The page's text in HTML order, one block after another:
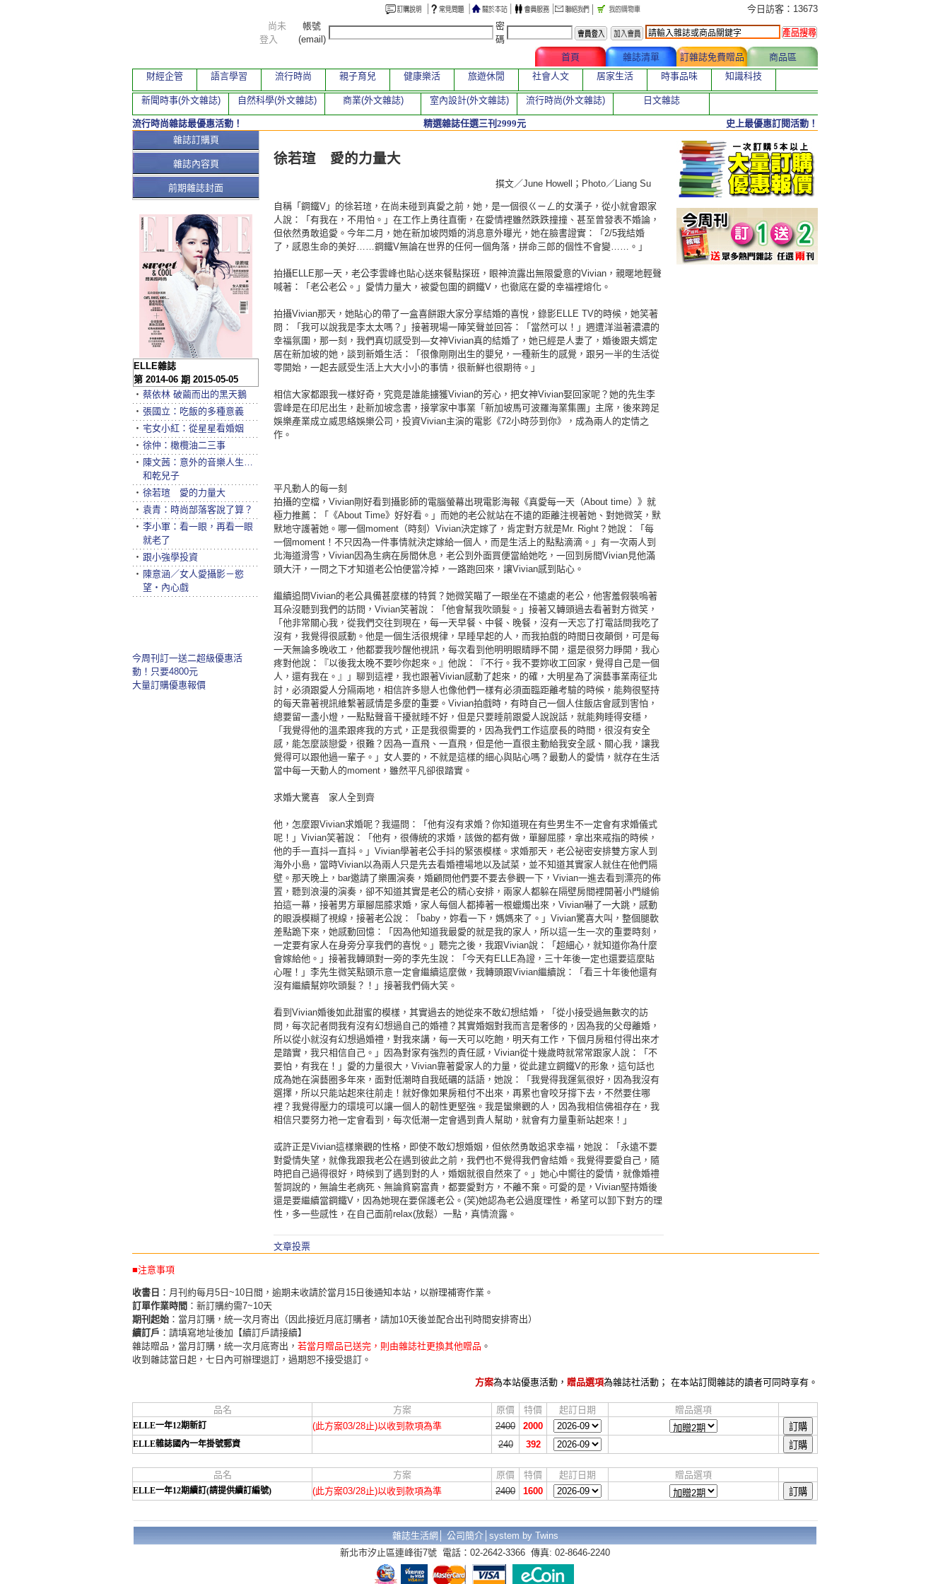
本期文章
徐若瑄 愛的力量大
撰文／June Howell；Photo／Liang Su
自稱「鋼鐵V」的徐若瑄，在尚未碰到真愛之前，她，是一個很ㄍㄧㄥ的女漢子，從小就會跟家
人說：「有我在，不用怕。」在工作上勇往直衝，在愛情裡雖然跌跌撞撞、甚至曾發表不婚論，
但依然勇敢追愛。今年二月，她在新加坡閃婚的消息意外曝光，她在臉書證實：「2/5我結婚
了，感恩生命的美好……鋼鐵V無論在世界的任何一個角落，拼命三郎的個性不會變……。」
拍攝ELLE那一天，老公李雲峰也貼心送來餐點探班，眼神流露出無限愛意的Vivian，親暱地輕聲
喊著：「老公老公。」愛情力量大，被愛包圍的鋼鐵V，也徹底在愛的幸福裡熔化。
拍攝Vivian那天，她貼心的帶了一盒喜餅跟大家分享結婚的喜悅，錄影ELLE TV的時候，她笑著
問：「我可以說我是李太太嗎？」接著現場一陣笑聲並回答：「當然可以！」週遭洋溢著濃濃的
幸福氛圍，那一刻，我們真切感受到—女神Vivian真的結婚了，她已經是人妻了，婚後跟夫婿定
居在新加坡的她，談到新婚生活：「很像剛剛出生的嬰兒，一種新生的感覺，跟另一半的生活從
零開始，一起去感受生活上大大小小的事情，很新鮮也很期待。」
相信大家都跟我一樣好奇，究竟是誰能擄獲Vivian的芳心，把女神Vivian娶回家呢？她的先生李
雲峰是在印尼出生，赴新加坡念書，接掌家中事業「新加坡馬可波羅海業集團」主席，後來跨足
娛樂產業成立威思絡娛樂公司，投資Vivian主演的電影《72小時莎到你》，成為兩人的定情之
作。
平凡動人的每一刻
拍攝的空檔，Vivian剛好看到攝影師的電腦螢幕出現電影海報《真愛每一天（About time）》就
極力推薦：「《About Time》好好看。」而她的老公就站在不遠的距離注視著她、對她微笑，默
默地守護著她。哪一個moment（時刻）Vivian決定嫁了，肯定對方就是Mr. Right？她說：「每
一個moment！不只因為一件事情就決定嫁給一個人，而是生活上的點點滴滴。」有一次兩人到
北海道滑雪，Vivian因為生病在房間休息，老公到外面買便當給她吃，一回到房間Vivian見他滿
頭大汗，一問之下才知道老公怕便當冷掉，一路跑回來，讓Vivian感到貼心。
繼續追問Vivian的老公具備甚麼樣的特質？她微笑瞄了一眼坐在不遠處的老公，他害羞假裝嗚著
耳朵沒聽到我們的訪問，Vivian笑著說：「他會幫我吹頭髮。」接著又轉頭過去看著對方微笑，
「他非常關心我，從我們交往到現在，每一天早餐、中餐、晚餐，沒有一天忘了打電話問我吃了
沒有，我覺得很感動。他是一個生活很規律，早睡早起的人，而我拍戲的時間日夜顛倒，可是每
一天無論多晚收工，他都要我吵醒他視訊，每次看到他明明眼睛睜不開，還是很努力睜開，我心
疼對他說：『以後我太晚不要吵你起來。』他說：『不行。我不要妳收工回家，覺得自己是一個
人，還有我在。』」聊到這裡，我也跟著Vivian感動了起來，的確，大明星為了演藝事業南征北
討，必須跟愛人分隔兩地，相信許多戀人也像他們一樣有必須面臨距離考驗的時候，能夠很堅持
的每天靠著視訊維繫著感情是多麼的重要。Vivian拍戲時，有時自己一個人住飯店會感到害怕，
總要留一盞小燈，一點點聲音干擾就睡不好，但是只要睡前跟愛人說說話，就能夠睡得安穩，
「我覺得他的溫柔跟疼我的方式，正是我很需要的，因為我們工作這麼長的時間，很沒有安全
感，能怎麼談戀愛，很難？因為一直飛、一直飛，但是他一直很主動給我安全感、關心我，讓我
覺得可以跟他過一輩子。」女人要的，不就是這樣的細心與貼心嗎？最動人的愛情，就存在生活
當中每一天動人的moment，雖然平凡卻很踏實。
求婚大驚喜 家人全到齊
他，怎麼跟Vivian求婚呢？我逼問：「他有沒有求婚？你知道現在有些男生不一定會有求婚儀式
呢！」Vivian笑著說：「他有，很傳統的求婚，該做的都有做，單腳屈膝，拿出來戒指的時候，
他的手一直抖一直抖。」Vivian學著老公手抖的緊張模樣。求婚那天，老公祕密安排雙方家人到
海外小島，當時Vivian以為兩人只是先去看婚禮場地以及試菜，並不知道其實家人就住在他們隔
壁。那天晚上，bar邀請了樂團演奏，婚顧問他們要不要去參觀一下，Vivian一進去看到漂亮的佈
置，聽到浪漫的演奏，卻不知道其實是老公的精心安排，兩家人都躲在隔壁房間裡開著小門縫偷
拍這一幕，接著男方單腳屈膝求婚，家人每個人都捧著一根蠟燭出來，Vivian嚇了一大跳，感動
的眼淚模糊了視線，接著老公說：「baby，妳看一下，媽媽來了。」Vivian驚喜大叫，整個腿軟
差點跪下來，她感動回憶：「因為他知道我最愛的就是我的家人，所以這一生一次的重要時刻，
一定要有家人在身旁分享我們的喜悅。」聽完之後，我跟Vivian說：「超細心，就知道你為什麼
會嫁給他。」接著我轉頭對一旁的李先生說：「今天有ELLE為證，三十年後一定也還要這麼貼
心喔！」李先生微笑點頭示意一定會繼續這麼做，我轉頭跟Vivian繼續說：「看三十年後他還有
沒有繼續幫妳吹頭髮？！」接著我們倆大笑。
看到Vivian婚後如此甜蜜的模樣，其實過去的她從來不敢幻想結婚，「從小接受過無數次的訪
問，每次記者問我有沒有幻想過自己的婚禮？其實婚姻對我而言是奢侈的，因為我的父母離婚，
所以從小就沒有幻想過婚禮，對我來講，每一天可以吃飽，明天有工作，下個月房租付得出來才
是踏實，我只相信自己。」因為對家有強烈的責任感，Vivian從十幾歲時就常常跟家人說：「不
要怕，有我在！」愛的力量很大，Vivian靠著愛家人的力量，從此建立鋼鐵V的形象，這句話也
成為她在演藝圈多年來，面對低潮時自我砥礪的話語，她說：「我覺得我運氣很好，因為我沒有
選擇，所以只能站起來往前走！就好像如果房租付不出來，再累也會咬牙撐下去，不然要住哪
裡？我覺得壓力的環境可以讓一個人的韌性更堅強。我是蠻樂觀的人，因為我相信佛祖存在，我
相信只要努力祂一定會看到，每次低潮一定會遇到貴人幫助，就會有力量重新站起來！」
或許正是Vivian這樣樂觀的性格，即使不敢幻想婚姻，但依然勇敢追求幸福，她說：「永遠不要
對愛情失望，就像我跟我老公在遇到彼此之前，我們也不覺得我們會結婚。我覺得要愛自己，隨
時把自己過得很好，時候到了遇到對的人，婚姻就很自然來了。」她心中嚮往的愛情，就像婚禮
誓詞說的，無論生老病死、無論貧窮富貴，都要愛對方，不離不棄。可愛的是，Vivian堅持婚後
還是要繼續當鋼鐵V，因為她現在要保護老公。(笑)她認為老公過度理性，希望可以卸下對方的理
性，多一些感性，在自己面前relax(放鬆）一點，真情流露。
文章投票
雜誌訂購頁
雜誌內容頁
前期雜誌封面
ELLE雜誌
第 2014-06 期 2015-05-05
‧ 蔡依林 破繭而出的黑天鵝
‧ 張國立：吃飯的多種意義
‧ 宅女小紅：從星星看婚姻
‧ 徐仲：橄欖油二三事
‧ 陳文茜：意外的音樂人生…
和乾兒子
‧ 徐若瑄 愛的力量大
‧ 袁青：時尚部落客說了算？
‧ 李小軍：看一眼，再看一眼
就老了
‧ 跟小強學投資
‧ 陳意涵／女人愛攝影－慾
望‧內心戲
今周刊訂一送二超級優惠活
動！只要4800元
大量訂購優惠報價
今日訪客：13673
尚未
登入
帳號
(email)
密
碼
首頁 雜誌清單 訂雜誌免費贈品
商品區
財經企管
語言學習 流行時尚 親子育兒 健康樂活 旅遊休閒 社會人文 居家生活 時事品味 知識科技
新聞時事(外文雜誌) 自然科學(外文雜誌) 商業(外文雜誌) 室內設計(外文雜誌) 流行時尚(外文雜誌) 日文雜誌
流行時尚雜誌最優惠活動！ 精選雜誌任選三刊2999元 史上最優惠訂閱活動！
■注意事項
收書日 ：月刊約每月5日~10日間，逾期未收請於當月15日後通知本站，以辦理補寄作業。
訂單作業時間 ：新訂購約需7~10天
期刊起始 ：當月訂購，統一次月寄出（因此接近月底訂購者，請加10天後並配合出刊時間安排寄出）
續訂戶 ：請填寫地址後加【續訂戶請接續】
雜誌贈品，當月訂購，統一次月底寄出， 若當月贈品已送完，則由雜誌社更換其他贈品 。
收到雜誌當日起，七日內可辦理退訂，過期恕不接受退訂。
方案為本站優惠活動， 贈品選項為雜誌社活動； 在本站訂閱雜誌的讀者可同時享有。
品名 方案 原價 特價 起訂日期 贈品選項
ELLE一年12期新訂 (此方案03/28止)以收到款項為準 2400 2000
ELLE雜誌國內一年掛號郵資 240 392
品名 方案 原價 特價 起訂日期 贈品選項
ELLE一年12期續訂(請提供續訂編號) (此方案03/28止)以收到款項為準 2400 1600
雜誌生活網│公司簡介│system by Twins
新北市汐止區連峰街7號 電話：02-2642-3366 傳真: 02-8646-2240